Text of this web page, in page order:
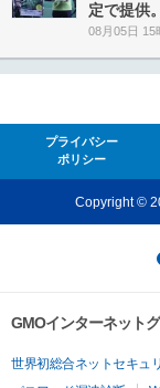
定で提供
08月05日 15
プライバシー
ポリシー
Copyright ©
GMOインターネット
世界初総合ネットセキュ